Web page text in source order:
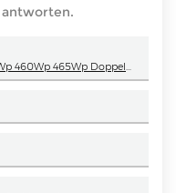
Longi Hi-MO 4 Tier 1 Mono 450Wp 455Wp 460Wp 465Wp Doppelglas-Halbschnitt-Solarmodul Longi PV-Modul All Black 355Wp 360Wp 370Wp